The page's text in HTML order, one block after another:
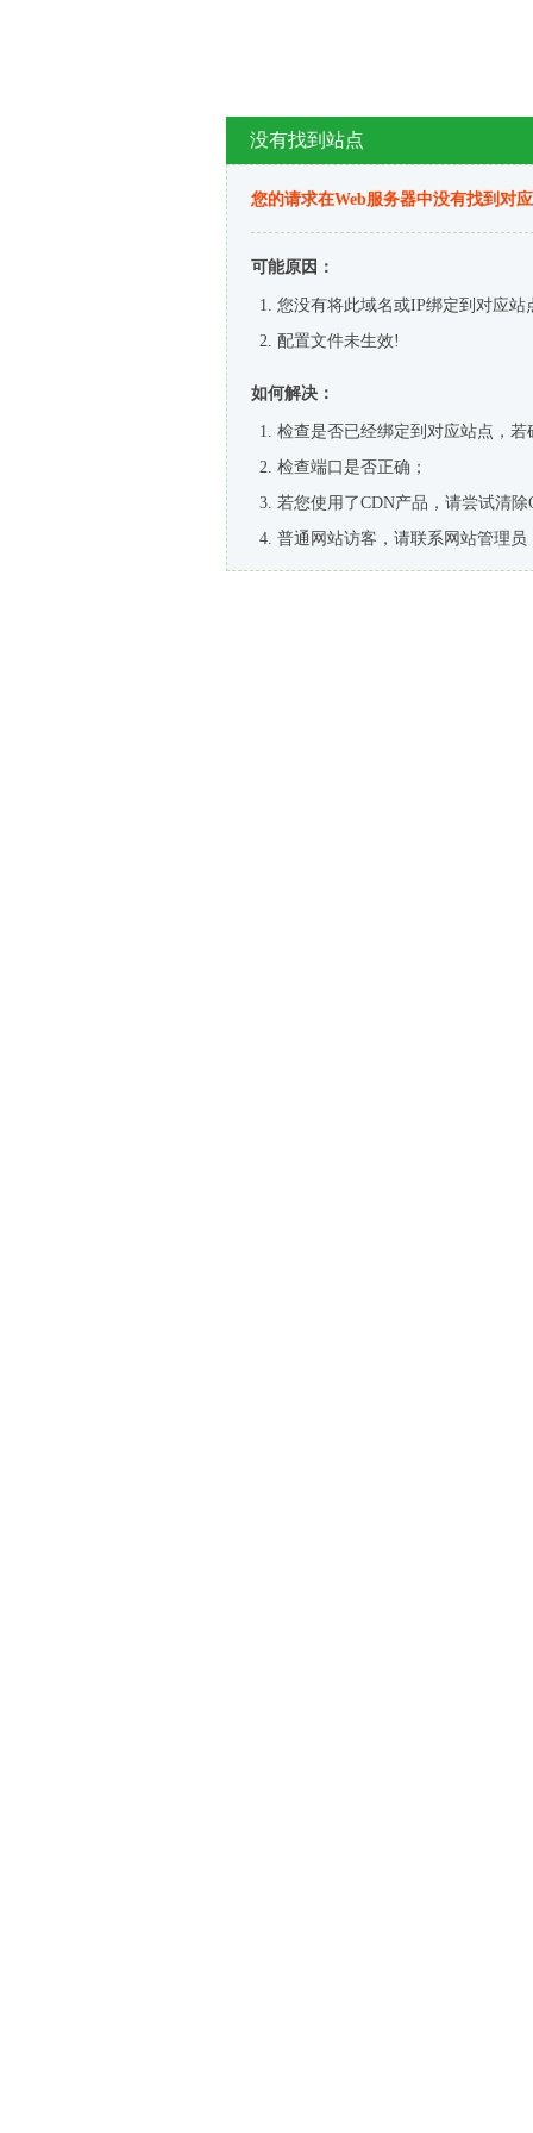
没有找到站点
您的请求在Web服务器中没有找到对
可能原因：
您没有将此域名或IP绑定到对应站
配置文件未生效!
如何解决：
检查是否已经绑定到对应站点，
检查端口是否正确；
若您使用了CDN产品，请尝试清除
普通网站访客，请联系网站管理员